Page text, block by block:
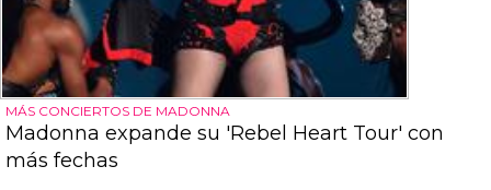
MÁS CONCIERTOS DE MADONNA
Madonna expande su 'Rebel Heart Tour' con
más fechas